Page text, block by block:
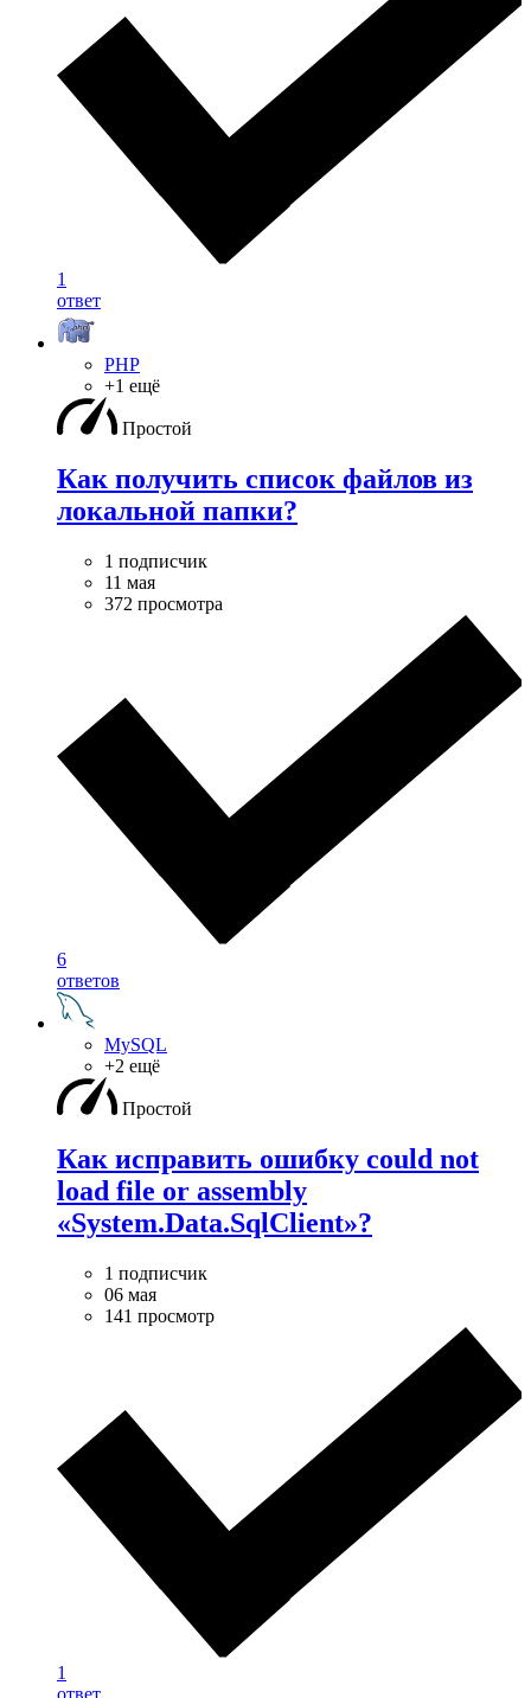
1
ответ
PHP
+1 ещё
Простой
Как получить список файлов из
локальной папки?
1 подписчик
11 мая
372 просмотра
6
ответов
MySQL
+2 ещё
Простой
Как исправить ошибку could not
load file or assembly
«System.Data.SqlClient»?
1 подписчик
06 мая
141 просмотр
1
ответ